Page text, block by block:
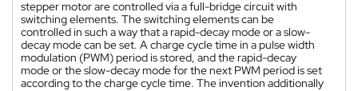
stepper motor are controlled via a full-bridge circuit with
switching elements. The switching elements can be
controlled in such a way that a rapid-decay mode or a slow-
decay mode can be set. A charge cycle time in a pulse width
modulation (PWM) period is stored, and the rapid-decay
mode or the slow-decay mode for the next PWM period is set
according to the charge cycle time. The invention additionally